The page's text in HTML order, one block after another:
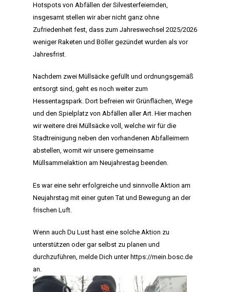
Hotspots von Abfällen der Silvesterfeiernden,
insgesamt stellen wir aber nicht ganz ohne
Zufriedenheit fest, dass zum Jahreswechsel 2025/2026
weniger Raketen und Böller gezündet wurden als vor
Jahresfrist.
Nachdem zwei Müllsäcke gefüllt und ordnungsgemäß
entsorgt sind, geht es noch weiter zum
Hessentagspark. Dort befreien wir Grünflächen, Wege
und den Spielplatz von Abfällen aller Art. Hier machen
wir weitere drei Müllsäcke voll, welche wir für die
Stadtreinigung neben den vorhandenen Abfalleimern
abstellen, womit wir unsere gemeinsame
Müllsammelaktion am Neujahrestag beenden.
Es war eine sehr erfolgreiche und sinnvolle Aktion am
Neujahrstag mit einer guten Tat und Bewegung an der
frischen Luft.
Wenn auch Du Lust hast eine solche Aktion zu
unterstützen oder gar selbst zu planen und
durchzuführen, melde Dich unter https://mein.bosc.de
an.